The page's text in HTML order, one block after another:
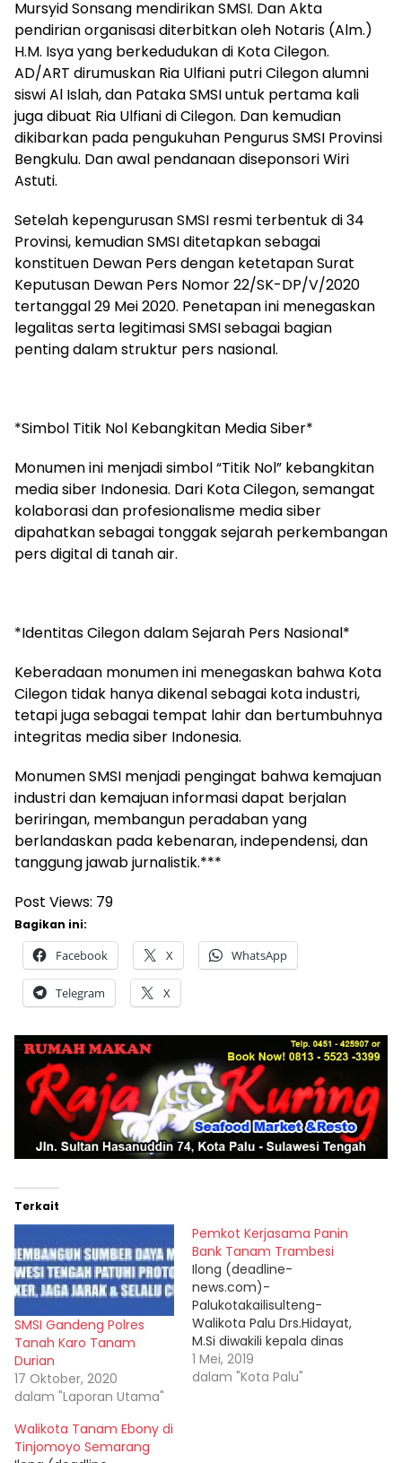
Mursyid Sonsang mendirikan SMSI. Dan Akta
pendirian organisasi diterbitkan oleh Notaris (Alm.)
H.M. Isya yang berkedudukan di Kota Cilegon.
AD/ART dirumuskan Ria Ulfiani putri Cilegon alumni
siswi Al Islah, dan Pataka SMSI untuk pertama kali
juga dibuat Ria Ulfiani di Cilegon. Dan kemudian
dikibarkan pada pengukuhan Pengurus SMSI Provinsi
Bengkulu. Dan awal pendanaan diseponsori Wiri
Astuti.
Setelah kepengurusan SMSI resmi terbentuk di 34
Provinsi, kemudian SMSI ditetapkan sebagai
konstituen Dewan Pers dengan ketetapan Surat
Keputusan Dewan Pers Nomor 22/SK-DP/V/2020
tertanggal 29 Mei 2020. Penetapan ini menegaskan
legalitas serta legitimasi SMSI sebagai bagian
penting dalam struktur pers nasional.
*Simbol Titik Nol Kebangkitan Media Siber*
Monumen ini menjadi simbol “Titik Nol” kebangkitan
media siber Indonesia. Dari Kota Cilegon, semangat
kolaborasi dan profesionalisme media siber
dipahatkan sebagai tonggak sejarah perkembangan
pers digital di tanah air.
*Identitas Cilegon dalam Sejarah Pers Nasional*
Keberadaan monumen ini menegaskan bahwa Kota
Cilegon tidak hanya dikenal sebagai kota industri,
tetapi juga sebagai tempat lahir dan bertumbuhnya
integritas media siber Indonesia.
Monumen SMSI menjadi pengingat bahwa kemajuan
industri dan kemajuan informasi dapat berjalan
beriringan, membangun peradaban yang
berlandaskan pada kebenaran, independensi, dan
tanggung jawab jurnalistik.***
Post Views: 79
Bagikan ini:
Facebook X WhatsApp
Telegram X
Terkait
SMSI Gandeng Polres
Tanah Karo Tanam
Durian
17 Oktober, 2020
dalam "Laporan Utama"
Pemkot Kerjasama Panin
Bank Tanam Trambesi
Ilong (deadline-
news.com)-
Palukotakailisulteng-
Walikota Palu Drs.Hidayat,
M.Si diwakili kepala dinas
lingkungan hidup Moh.
Ridwan Karim, S.Sos, M.Si
1 Mei, 2019
dalam "Kota Palu"
Walikota Tanam Ebony di
Tinjomoyo Semarang